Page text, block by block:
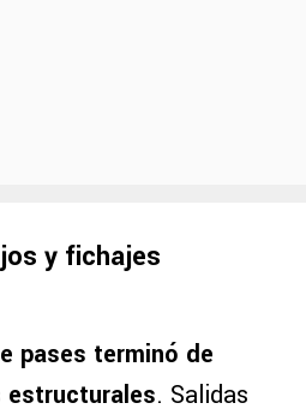
y fichajes
pases terminó de
estructurales. Salidas